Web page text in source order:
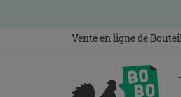
Vente en ligne de